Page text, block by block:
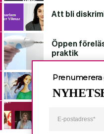
Att bli
Öppen
praktik
Sveriges
Prenumerera